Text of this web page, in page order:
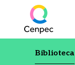
Biblioteca